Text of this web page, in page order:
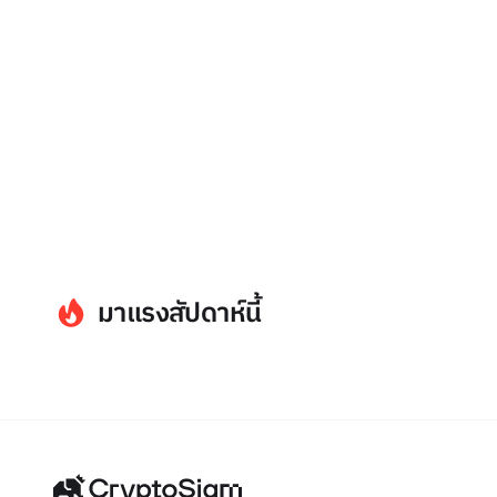
มาแรงสัปดาห์นี้